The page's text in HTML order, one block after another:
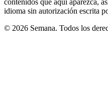
idioma sin autorización escrita
© 2026 Semana. Todos los